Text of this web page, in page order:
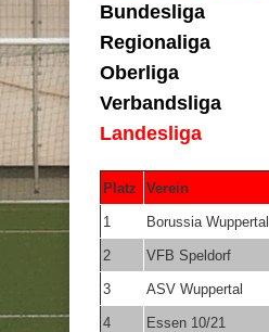
Bundesliga
Regionaliga
Oberliga
Verbandsliga
Landesliga
Platz Verein
1 Borussia Wuppertal
2 VFB Speldorf
3 ASV Wuppertal
4 Essen 10/21